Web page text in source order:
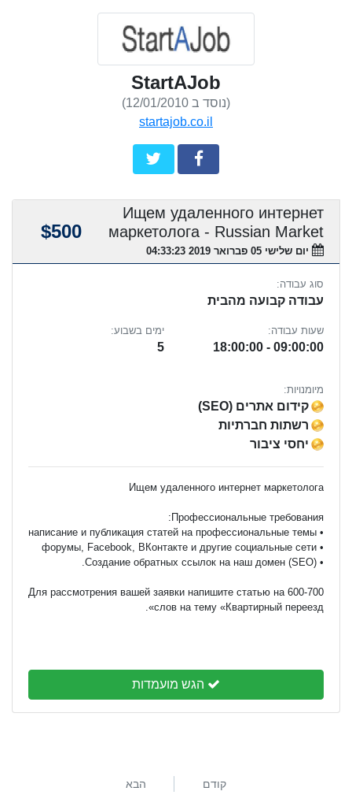
StartAJob
(נוסד ב 12/01/2010)
startajob.co.il
Ищем удаленного интернет
маркетолога - Russian Market
יום שלישי 05 פברואר 2019 04:33:23
$500
סוג עבודה:
עבודה קבועה מהבית
שעות עבודה:
09:00:00 - 18:00:00
ימים בשבוע:
5
מיומנויות:
קידום אתרים (SEO)
רשתות חברתיות
יחסי ציבור
Для рассмотрения вашей заявки напишите статью на 600-700
слов на тему «Квартирный переезд».
הגש מועמדות
קודם הבא